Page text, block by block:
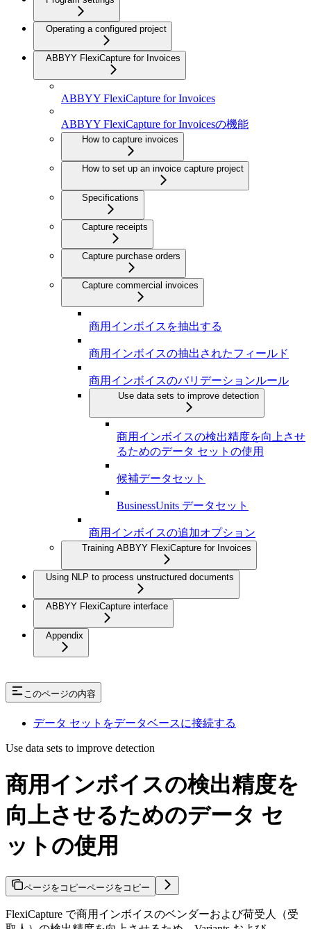
Operating a configured project
ABBYY FlexiCapture for Invoices
ABBYY FlexiCapture for Invoices
ABBYY FlexiCapture for Invoicesの機能
How to capture invoices
How to set up an invoice capture project
Specifications
Capture receipts
Capture purchase orders
Capture commercial invoices
商用インボイスを抽出する
商用インボイスの抽出されたフィールド
商用インボイスのバリデーションルール
Use data sets to improve detection
商用インボイスの検出精度を向上させ
るためのデータ セットの使用
候補データセット
BusinessUnits データセット
商用インボイスの追加オプション
Training ABBYY FlexiCapture for Invoices
Using NLP to process unstructured documents
ABBYY FlexiCapture interface
Appendix
このページの内容
データ セットをデータベースに接続する
Use data sets to improve detection
商用インボイスの検出精度を
向上させるためのデータ セ
ットの使用
ページをコピーページをコピー
FlexiCapture で商用インボイスのベンダーおよび荷受人（受